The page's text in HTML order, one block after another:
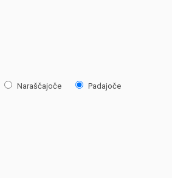
Naraščajoče Padajoče